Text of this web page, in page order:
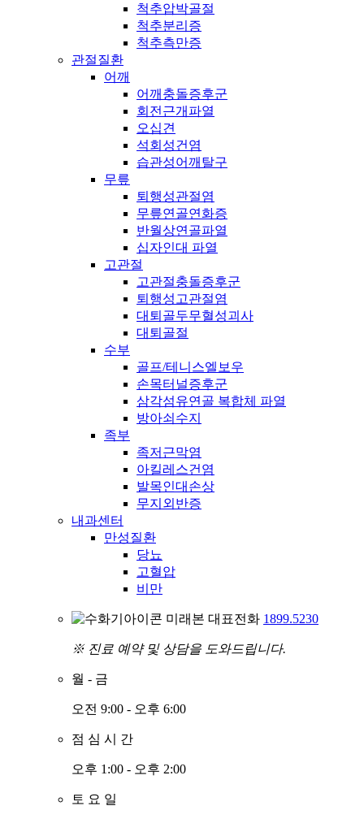
척추압박골절
척추분리증
척추측만증
관절질환
어깨
어깨충돌증후군
회전근개파열
오십견
석회성건염
습관성어깨탈구
무릎
퇴행성관절염
무릎연골연화증
반월상연골파열
십자인대 파열
고관절
고관절충돌증후군
퇴행성고관절염
대퇴골두무혈성괴사
대퇴골절
수부
골프/테니스엘보우
손목터널증후군
삼각섬유연골 복합체 파열
방아쇠수지
족부
족저근막염
아킬레스건염
발목인대손상
무지외반증
내과센터
만성질환
당뇨
고혈압
비만
미래본 대표전화 1899.5230
※ 진료 예약 및 상담을 도와드립니다.
월 - 금
오전 9:00 - 오후 6:00
점 심 시 간
오후 1:00 - 오후 2:00
토 요 일